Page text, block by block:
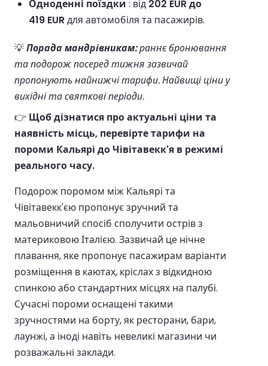
Одноденні поїздки : від 202 EUR до
419 EURдля автомобіля та пасажирів.
💡Порада мандрівникам:раннє бронювання
та подорож посеред тижня зазвичай
пропонують найнижчі тарифи. Найвищі ціни у
вихідні та святкові періоди.
👉 Щоб дізнатися про актуальні ціни та
наявність місць, перевірте тарифи на
пороми Кальярі до Чівітавекк'я в режимі
реального часу.
Подорож поромом між Кальярі та
Чівітавекк'єю пропонує зручний та
мальовничий спосіб сполучити острів з
материковою Італією. Зазвичай це нічне
плавання, яке пропонує пасажирам варіанти
розміщення в каютах, кріслах з відкидною
спинкою або стандартних місцях на палубі.
Сучасні пороми оснащені такими
зручностями на борту, як ресторани, бари,
лаунжі, а іноді навіть невеликі магазини чи
розважальні заклади.